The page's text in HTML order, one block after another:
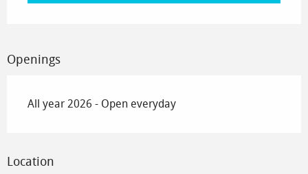
Openings
All year 2026 - Open everyday
Location